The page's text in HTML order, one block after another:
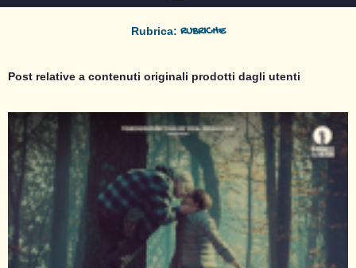
Rubrica: RUBRICHE
Post relative a contenuti originali prodotti dagli utenti